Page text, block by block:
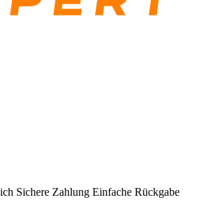
Sichere Zahlung Einfache Rückgabe